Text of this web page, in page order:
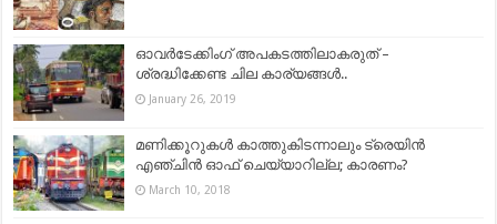
ഓവർടേക്കിംഗ് അപകടത്തിലാകരുത് –
ശ്രദ്ധിക്കേണ്ട ചില കാര്യങ്ങൾ..
January 26, 2019
മണിക്കൂറുകള്‍ കാത്തുകിടന്നാലും ട്രെയിന്‍
എഞ്ചിന്‍ ഓഫ് ചെയ്യാറില്ല; കാരണം?
March 10, 2018